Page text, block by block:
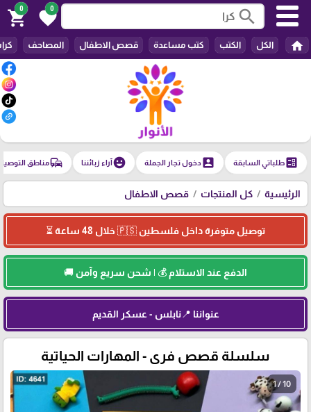
search
0
favorite
0
shopping_cart
home الكل الكتب كتب مساعدة قصص الاطفال المصاحف
ballotطلباتي السابقة account_boxدخول تجار الجملة emoji_emotionsآراء زبائننا commuteمناطق
الرئيسية كل المنتجات قصص الاطفال
توصيل متوفرة داخل فلسطين 🇵🇸 خلال 48 ساعة ⏳
الدفع عند الاستلام 💰 | شحن سريع وآمن 🚚
عنواننا 📍نابلس - عسكر القديم
سلسلة قصص فرى - المهارات الحياتية
1 / 10